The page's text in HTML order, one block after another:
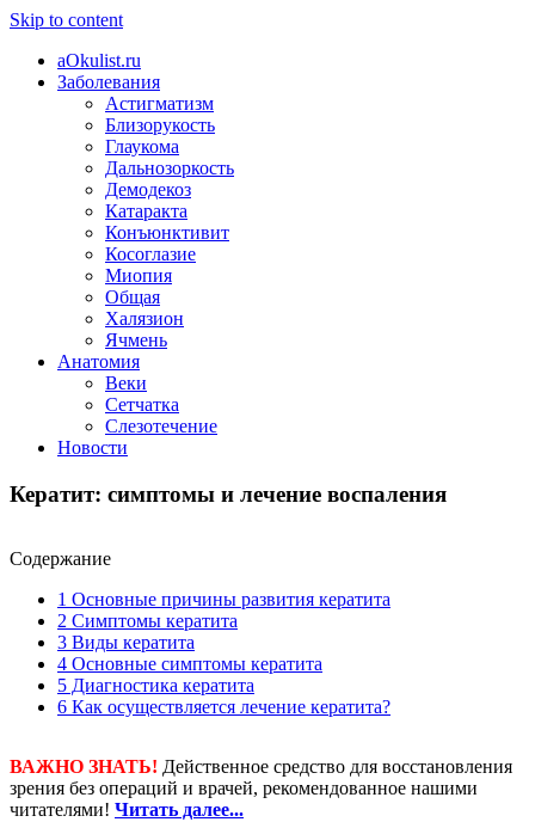
Skip to content
aOkulist.ru
Заболевания
Астигматизм
Близорукость
Глаукома
Дальнозоркость
Демодекоз
Катаракта
Конъюнктивит
Косоглазие
Миопия
Общая
Халязион
Ячмень
Анатомия
Веки
Сетчатка
Слезотечение
Новости
Кератит: симптомы и лечение воспаления
Содержание
1 Основные причины развития кератита
2 Симптомы кератита
3 Виды кератита
4 Основные симптомы кератита
5 Диагностика кератита
6 Как осуществляется лечение кератита?
ВАЖНО ЗНАТЬ! Действенное средство для восстановления
зрения без операций и врачей, рекомендованное нашими
читателями! Читать далее...